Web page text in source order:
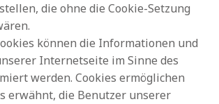
die ohne die Cookie-Setzung
können die Informationen und
Internetseite im Sinne des
werden. Cookies ermöglichen
erwähnt, die Benutzer unserer